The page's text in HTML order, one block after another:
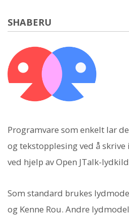
SHABERU
Programvare som enkelt lar
og tekstopplesing ved å
ved hjelp av Open JTalk-
Som standard brukes
og Kenne Rou. Andre